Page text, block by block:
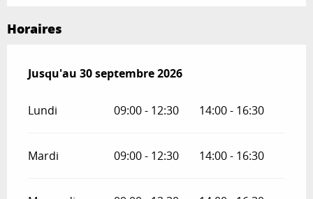
Horaires
Du1 mars 2026au30 septembre 2026
Jusqu'au 30 septembre 2026
Lundi 09:00 - 12:30 14:00 - 16:30
Mardi 09:00 - 12:30 14:00 - 16:30